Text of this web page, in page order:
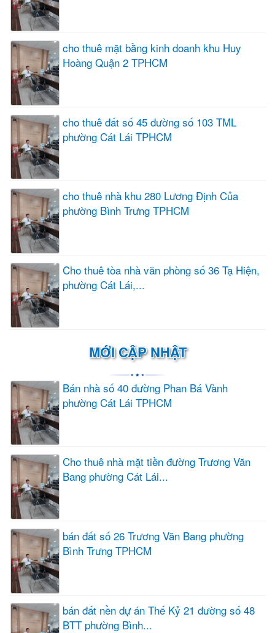
cho thuê mặt bằng kinh doanh khu Huy
Hoàng Quận 2 TPHCM
cho thuê đất số 45 đường số 103 TML
phường Cát Lái TPHCM
cho thuê nhà khu 280 Lương Định Của
phường Bình Trưng TPHCM
Cho thuê tòa nhà văn phòng số 36 Tạ Hiện,
phường Cát Lái,...
MỚI CẬP NHẬT
Bán nhà số 40 đường Phan Bá Vành
phường Cát Lái TPHCM
Cho thuê nhà mặt tiền đường Trương Văn
Bang phường Cát Lái...
bán đất số 26 Trương Văn Bang phường
Bình Trưng TPHCM
bán đất nền dự án Thế Kỷ 21 đường số 48
BTT phường Bình...